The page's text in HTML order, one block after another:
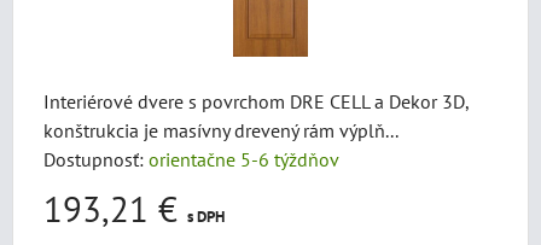
Interiérové dvere s povrchom DRE CELL a Dekor 3D,
konštrukcia je masívny drevený rám výplň...
Dostupnosť: orientačne 5-6 týždňov
193,21 € s DPH